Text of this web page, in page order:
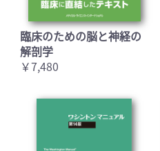
臨床のための脳と神経の
解剖学
￥7,480